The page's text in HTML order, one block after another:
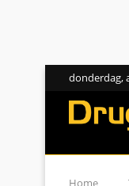
donderdag,
Home